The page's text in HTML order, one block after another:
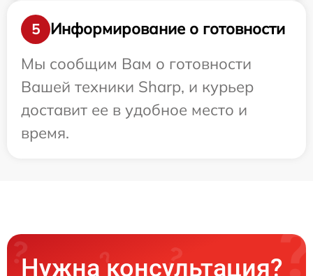
5
Информирование о готовности
Мы сообщим Вам о готовности
Вашей техники Sharp, и курьер
доставит ее в удобное место и
время.
Нужна консультация?